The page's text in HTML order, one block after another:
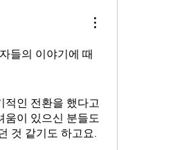
들의 이야기에 때
적인 전환을 했다고
움이 있으신 분들도
것 같기도 하고요.